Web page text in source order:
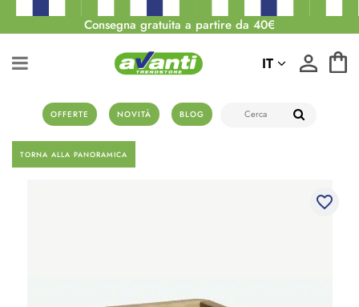
Consegna gratuita a partire da 40€
OFFERTE NOVITÀ BLOG
IT
TORNA ALLA PANORAMICA
favorite_border